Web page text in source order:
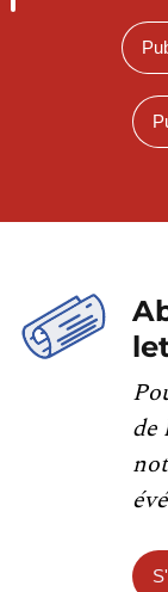
de